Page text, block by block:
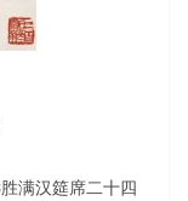
满汉筵席二十四